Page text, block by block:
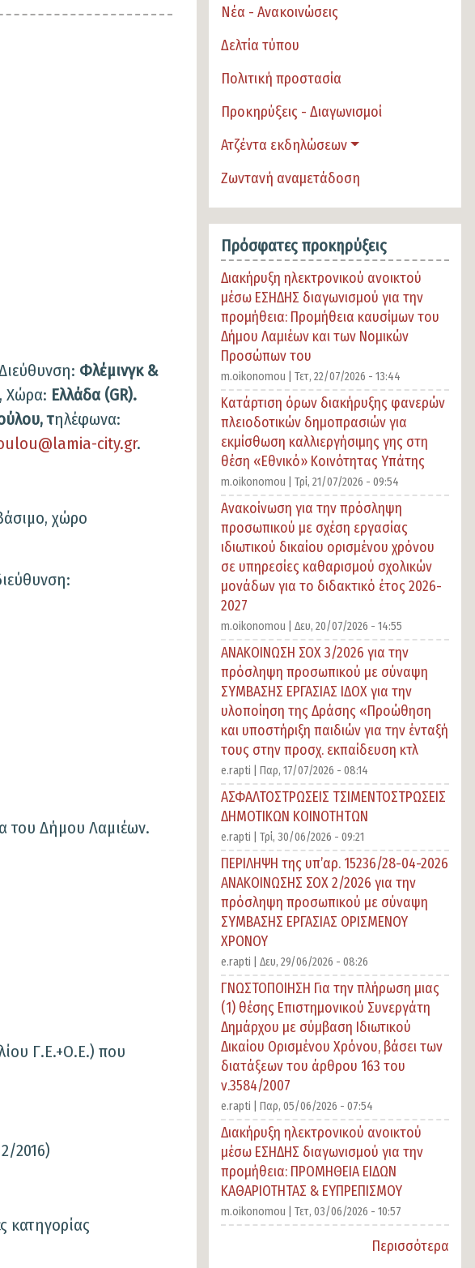
Φλέμινγκ &
, Χώρα: Ελλάδα (GR).
τηλέφωνα:
city.gr.
χώρο
του Δήμου Λαμιέων.
Γ.Ε.+Ο.Ε.) που
2016)
κατηγορίας
Νέα - Ανακοινώσεις
Δελτία τύπου
Πολιτική προστασία
Προκηρύξεις - Διαγωνισμοί
Ατζέντα εκδηλώσεων
Ζωντανή αναμετάδοση
Πρόσφατες προκηρύξεις
Διακήρυξη ηλεκτρονικού ανοικτού
μέσω ΕΣΗΔΗΣ διαγωνισμού για την
προμήθεια: Προμήθεια καυσίμων του
Δήμου Λαμιέων και των Νομικών
Προσώπων του
m.oikonomou | Τετ, 22/07/2026 - 13:44
Κατάρτιση όρων διακήρυξης φανερών
πλειοδοτικών δημοπρασιών για
εκμίσθωση καλλιεργήσιμης γης στη
θέση «Εθνικό» Κοινότητας Υπάτης
m.oikonomou | Τρί, 21/07/2026 - 09:54
Ανακοίνωση για την πρόσληψη
προσωπικού με σχέση εργασίας
ιδιωτικού δικαίου ορισμένου χρόνου
σε υπηρεσίες καθαρισμού σχολικών
μονάδων για το διδακτικό έτος 2026-
2027
m.oikonomou | Δευ, 20/07/2026 - 14:55
ΑΝΑΚΟΙΝΩΣΗ ΣΟΧ 3/2026 για την
πρόσληψη προσωπικού με σύναψη
ΣΥΜΒΑΣΗΣ ΕΡΓΑΣΙΑΣ ΙΔΟΧ για την
υλοποίηση της Δράσης «Προώθηση
και υποστήριξη παιδιών για την ένταξή
τους στην προσχ. εκπαίδευση κτλ
e.rapti | Παρ, 17/07/2026 - 08:14
ΑΣΦΑΛΤΟΣΤΡΩΣΕΙΣ ΤΣΙΜΕΝΤΟΣΤΡΩΣΕΙΣ
ΔΗΜΟΤΙΚΩΝ ΚΟΙΝΟΤΗΤΩΝ
e.rapti | Τρί, 30/06/2026 - 09:21
ΠΕΡΙΛΗΨΗ της υπ’αρ. 15236/28-04-2026
ΑΝΑΚΟΙΝΩΣΗΣ ΣΟΧ 2/2026 για την
πρόσληψη προσωπικού με σύναψη
ΣΥΜΒΑΣΗΣ ΕΡΓΑΣΙΑΣ ΟΡΙΣΜΕΝΟΥ
ΧΡΟΝΟΥ
e.rapti | Δευ, 29/06/2026 - 08:26
ΓΝΩΣΤΟΠΟΙΗΣΗ Για την πλήρωση μιας
(1) θέσης Επιστημονικού Συνεργάτη
Δημάρχου με σύμβαση Ιδιωτικού
Δικαίου Ορισμένου Χρόνου, βάσει των
διατάξεων του άρθρου 163 του
ν.3584/2007
e.rapti | Παρ, 05/06/2026 - 07:54
Διακήρυξη ηλεκτρονικού ανοικτού
μέσω ΕΣΗΔΗΣ διαγωνισμού για την
προμήθεια: ΠΡΟΜΗΘΕΙΑ ΕΙΔΩΝ
ΚΑΘΑΡΙΟΤΗΤΑΣ & ΕΥΠΡΕΠΙΣΜΟΥ
m.oikonomou | Τετ, 03/06/2026 - 10:57
Περισσότερα